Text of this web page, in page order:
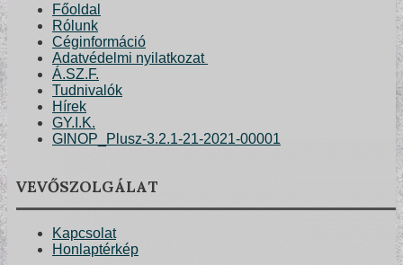
Főoldal
Rólunk
Céginformáció
Adatvédelmi nyilatkozat
Á.SZ.F.
Tudnivalók
Hírek
GY.I.K.
GINOP_Plusz-3.2.1-21-2021-00001
VEVŐSZOLGÁLAT
Kapcsolat
Honlaptérkép